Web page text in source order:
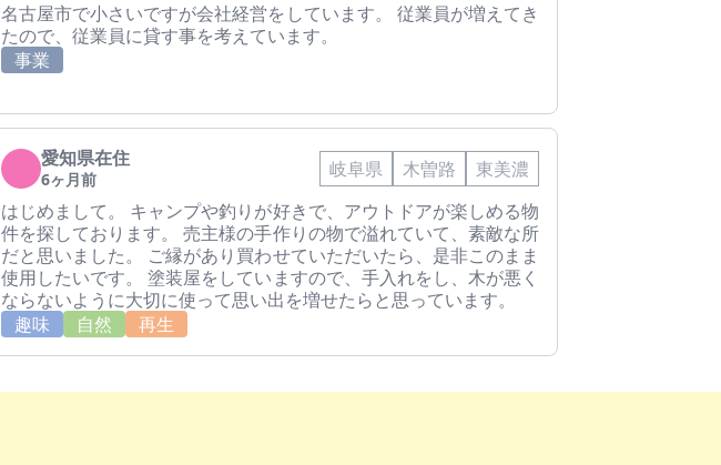
名古屋市で小さいですが会社経営をしています。 従業員が増えてき
たので、従業員に貸す事を考えています。
事業
愛知県在住
6ヶ月前 岐阜県 木曽路
東美濃
はじめまして。 キャンプや釣りが好きで、アウトドアが楽しめる物
件を探しております。 売主様の手作りの物で溢れていて、素敵な所
だと思いました。 ご縁があり買わせていただいたら、是非このまま
使用したいです。 塗装屋をしていますので、手入れをし、木が悪く
ならないように大切に使って思い出を増せたらと思っています。
趣味
自然 再生